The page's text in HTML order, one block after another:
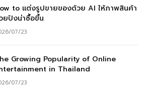
to แต่งรูปขายของด้วย AI ให้ภาพสินค้า
ยปังน่าซื้อขึ้น
07/23
Growing Popularity of Online
in Thailand
07/23